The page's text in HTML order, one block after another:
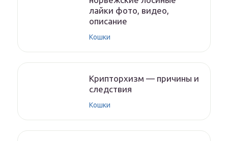
лайки фото, видео,
описание
Кошки
Крипторхизм — причины и
следствия
Кошки